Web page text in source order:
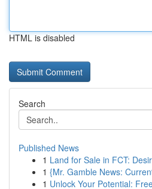
HTML is disabled
Search
Published News
1 Land for Sale in FCT:
1 {Mr. Gamble News:
1 Unlock Your Potential: